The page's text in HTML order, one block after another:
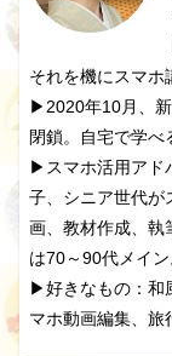
それを機にスマホ
▶2020年10月、
閉鎖。自宅で学べ
▶スマホ活用アド
子、シニア世代が
画、教材作成、執
は70～90代メイン
▶好きなもの：和
マホ動画編集、旅